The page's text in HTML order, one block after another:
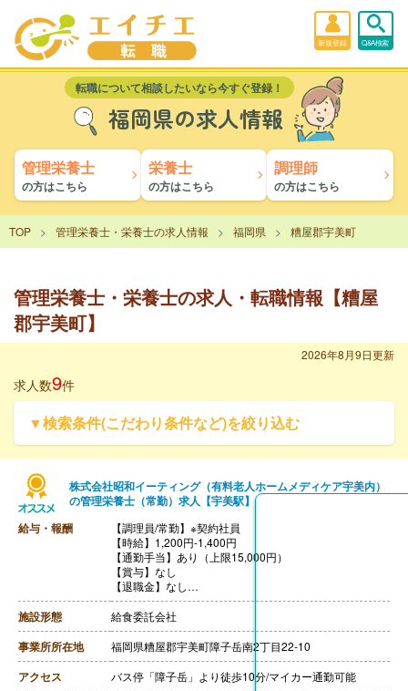
新規登録 Q&A検索
転職について相談したいなら今すぐ登録！
福岡県の求人情報
管理栄養士
の方はこちら
栄養士
の方はこちら
調理師
の方はこちら
TOP 管理栄養士・栄養士の求人情報 福岡県 糟屋郡宇美町
管理栄養士・栄養士の求人・転職情報【糟屋
郡宇美町】
2026年8月9日更新
求人数9件
▼検索条件(こだわり条件など)を絞り込む
株式会社昭和イーティング（有料老人ホームメディケア宇美内）
の管理栄養士（常勤）求人【宇美駅】
給与・報酬
【調理員/常勤】※契約社員
【時給】1,200円-1,400円
【通勤手当】あり（上限15,000円）
【賞与】なし
【退職金】なし
【昇給】本人実績による
施設形態 給食委託会社
事業所所在地 福岡県糟屋郡宇美町障子岳南2丁目22-10
アクセス バス停「障子岳」より徒歩10分/マイカー通勤可能